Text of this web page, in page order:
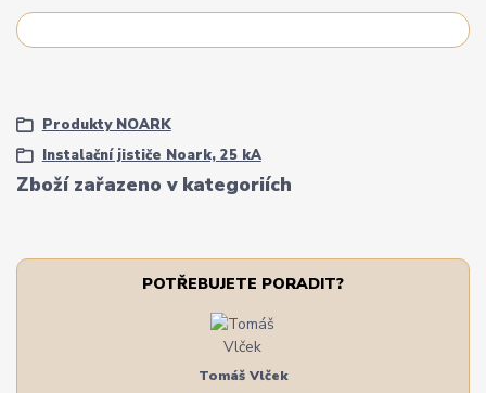
Zboží zařazeno v kategoriích
Produkty NOARK
Instalační jističe Noark, 25 kA
POTŘEBUJETE PORADIT?
Tomáš Vlček